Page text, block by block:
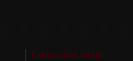
Fakturačné údaje